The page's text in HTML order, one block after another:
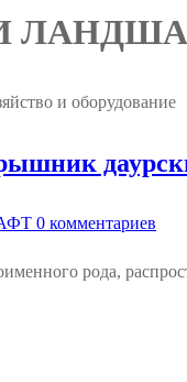
и оборудование
0 комментариев
рода,